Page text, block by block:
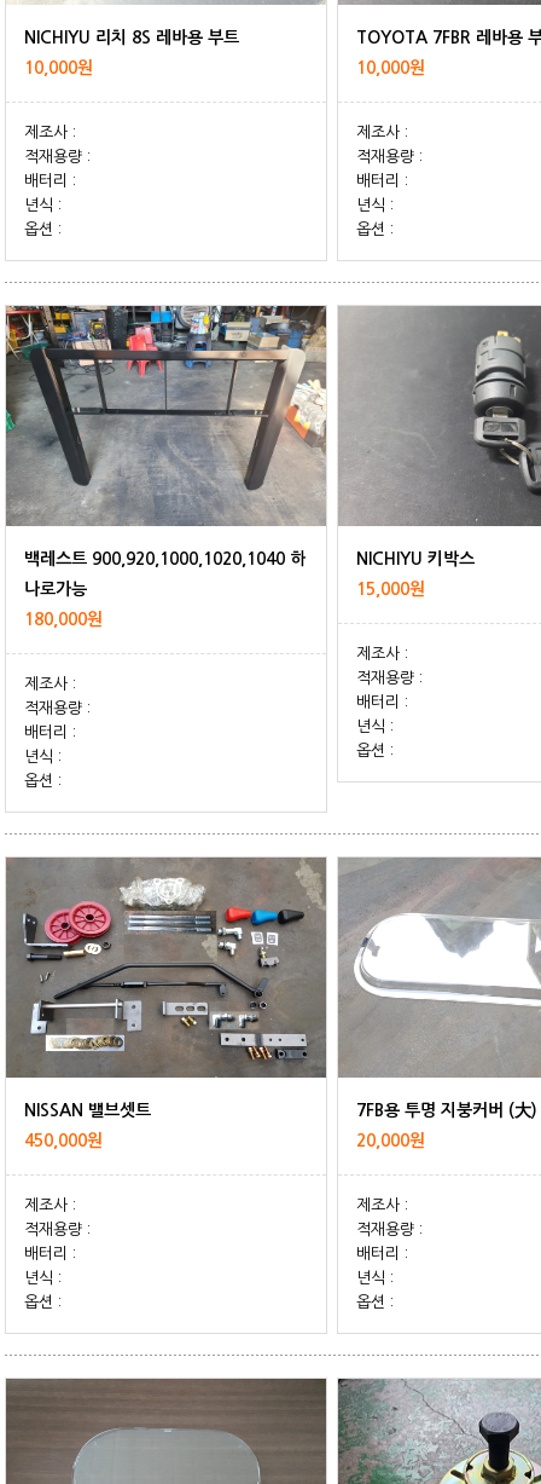
NICHIYU 리치 8S 레바용 부트
10,000원
제조사 :
적재용량 :
배터리 :
년식 :
옵션 :
TOYOTA 7FBR 레바용
10,000원
제조사 :
적재용량 :
배터리 :
년식 :
옵션 :
나로가능
180,000원
제조사 :
적재용량 :
배터리 :
년식 :
옵션 :
NICHIYU 키박스
15,000원
제조사 :
적재용량 :
배터리 :
년식 :
옵션 :
NISSAN 밸브셋트
450,000원
제조사 :
적재용량 :
배터리 :
년식 :
옵션 :
7FB용 투명 지붕커버 (大)
20,000원
제조사 :
적재용량 :
배터리 :
년식 :
옵션 :